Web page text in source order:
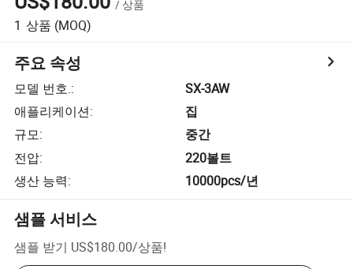
/ 상품
1 상품 (MOQ)
주요 속성
모델 번호.:
SX-3AW
애플리케이션:
집
규모:
중간
전압:
220볼트
생산 능력: 10000pcs/년
샘플 서비스
샘플 받기 US$180.00/상품!